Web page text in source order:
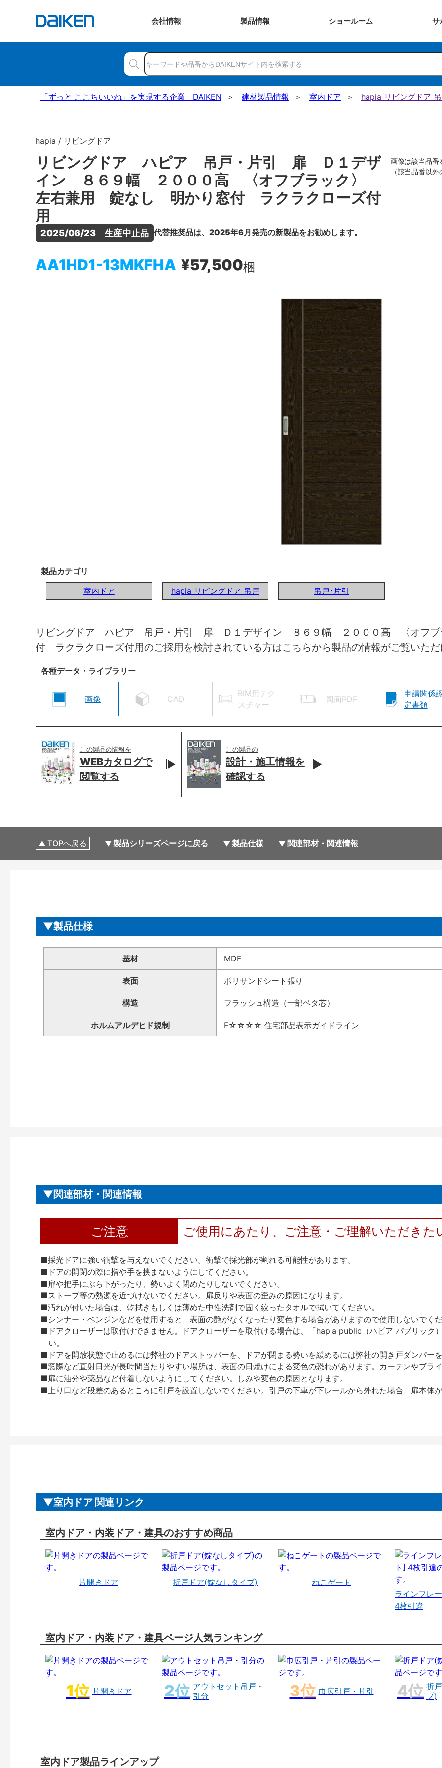
会社情報 製品情報 ショールーム サ
「ずっと ここちいいね」を実現する企業 DAIKEN 建材製品情報 室内ドア hapia リビングドア
hapia / リビングドア
リビングドア ハピア 吊戸・片引 扉 Ｄ１デザ
イン ８６９幅 ２０００高 〈オフブラック〉
左右兼用 錠なし 明かり窓付 ラクラクローズ付
用
2025/06/23　生産中止品 代替推奨品は、2025年6月発売の新製品をお勧めします。
AA1HD1-13MKFHA ¥57,500梱
画像は該当品番
（該当品番以
製品カテゴリ
室内ドア
hapia リビングドア 吊戸 吊戸･片引
リビングドア ハピア 吊戸・片引 扉 Ｄ１デザイン ８６９幅 ２０００高 〈オフ
付 ラクラクローズ付用のご採用を検討されている方はこちらから製品の情報がご覧いただ
各種データ・ライブラリー
画像 CAD
BIM用テク
スチャー
図面PDF
申請関係
定書類
この製品の情報を
WEBカタログで
閲覧する
この製品の
設計・施工情報を
確認する
TOPへ戻る 製品シリーズページに戻る 製品仕様 関連部材・関連情報
製品仕様
基材 MDF
表面 ポリサンドシート張り
構造 フラッシュ構造（一部ベタ芯）
ホルムアルデヒド規制 F☆☆☆☆ 住宅部品表示ガイドライン
関連部材・関連情報
ご注意 ご使用にあたり、ご注意・ご理解いただきた
■採光ドアに強い衝撃を与えないでください。衝撃で採光部が割れる可能性があります。
■ドアの開閉の際に指や手を挟まないようにしてください。
■扉や把手にぶら下がったり、勢いよく閉めたりしないでください。
■ストーブ等の熱源を近づけないでください。扉反りや表面の歪みの原因になります。
■汚れが付いた場合は、乾拭きもしくは薄めた中性洗剤で固く絞ったタオルで拭いてください。
■シンナー・ベンジンなどを使用すると、表面の艶がなくなったり変色する場合がありますので使用しないでくだ
■ドアクローザーは取付けできません。ドアクローザーを取付ける場合は、「hapia public（ハピア パブリック
い。
■ドアを開放状態で止めるには弊社のドアストッパーを、ドアが閉まる勢いを緩めるには弊社の開き戸ダンパーを
■窓際など直射日光が長時間当たりやすい場所は、表面の日焼けによる変色の恐れがあります。カーテンやブラ
■扉に油分や薬品など付着しないようにしてください。しみや変色の原因となります。
■上り口など段差のあるところに引戸を設置しないでください。引戸の下車が下レールから外れた場合、扉本体
室内ドア 関連リンク
室内ドア・内装ドア・建具のおすすめ商品
片開きドア 折戸ドア(錠なしタイプ)
ねこゲート
ラインフレ
4枚引違
室内ドア・内装ドア・建具ページ人気ランキング
片開きドア
アウトセット吊戸・
引分
巾広引戸・片引
折
プ)
室内ドア製品ラインアップ